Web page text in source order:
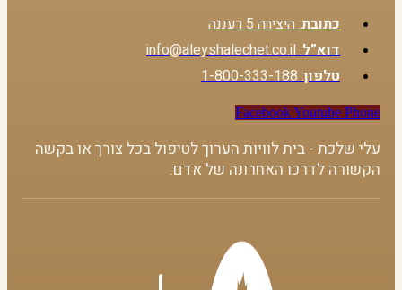
כתובת: היצירה 5 רעננה
דוא”ל: info@aleyshalechet.co.il
טלפון: 1-800-333-188
FacebookYoutube Phone
עלי שלכת - בית לוויות הערוך לטיפול בכל צורך או בקשה
הקשורה לדרכו האחרונה של אדם.